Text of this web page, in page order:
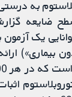
نوروبلاستوم به
ضایعه
یک